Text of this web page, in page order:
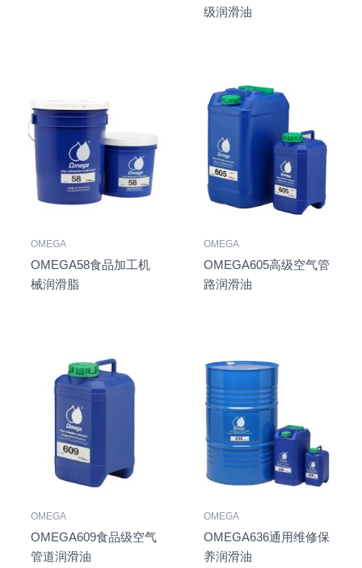
级润滑油
OMEGA
OMEGA58食品加工机
械润滑脂
OMEGA
OMEGA605高级空气管
路润滑油
OMEGA
OMEGA609食品级空气
管道润滑油
OMEGA
OMEGA636通用维修保
养润滑油